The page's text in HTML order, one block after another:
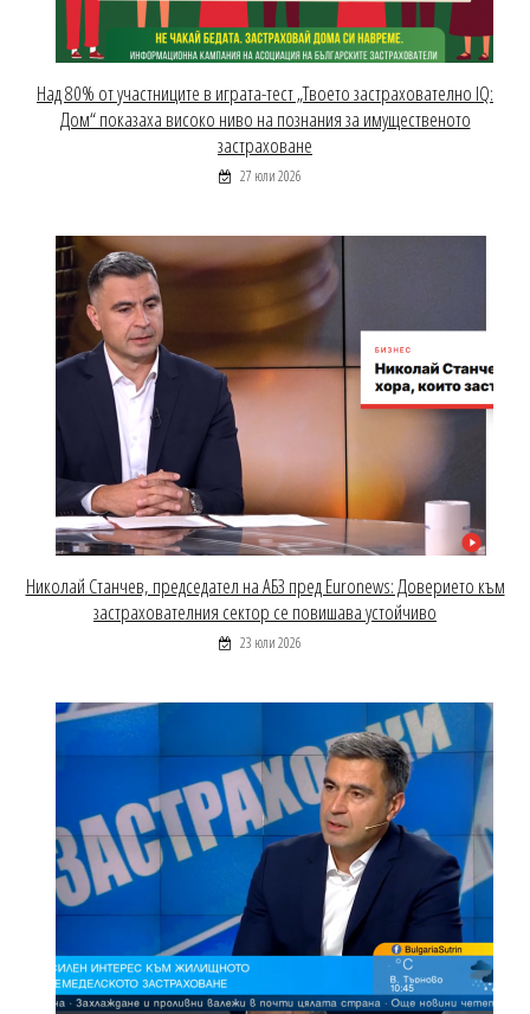
Над 80% от участниците в играта-тест „Твоето застрахователно IQ:
Дом“ показаха високо ниво на познания за имущественото
застраховане
27 юли 2026
Николай Станчев, председател на АБЗ пред Euronews: Доверието към
застрахователния сектор се повишава устойчиво
23 юли 2026